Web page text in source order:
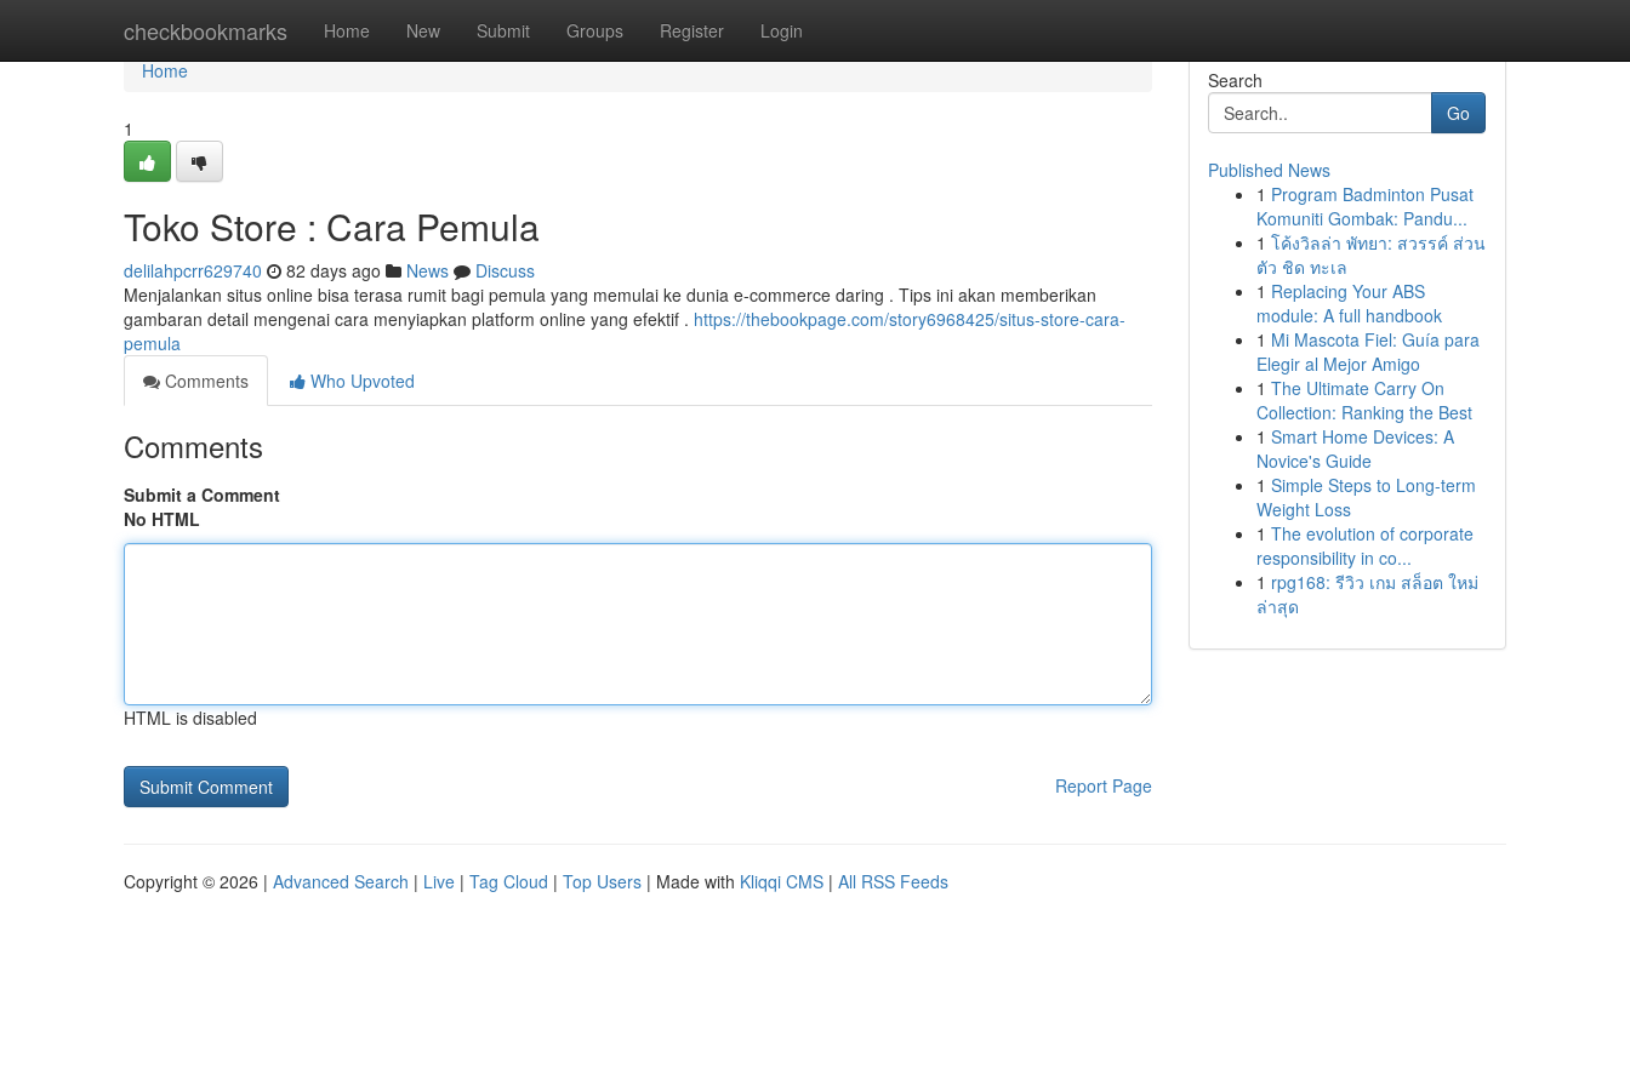
checkbookmarks Home New Submit Groups Register Login
Home
Home
1
Toko Store : Cara Pemula
delilahpcrr629740 82 days ago News
Discuss
Menjalankan situs online bisa terasa rumit bagi pemula yang memulai ke dunia e-commerce daring . Tips ini akan memberikan
gambaran detail mengenai cara menyiapkan platform online yang efektif . https://thebookpage.com/story6968425/situs-store-cara-
pemula
Comments
Who Upvoted
Comments
Submit a Comment
No HTML
HTML is disabled
Report Page
Search
Go
Published News
1 Program Badminton Pusat
Komuniti Gombak: Pandu...
1 โค้งวิลล่า พัทยา: สวรรค์ ส่วน
ตัว ชิด ทะเล
1 Replacing Your ABS
module: A full handbook
1 Mi Mascota Fiel: Guía para
Elegir al Mejor Amigo
1 The Ultimate Carry On
Collection: Ranking the Best
1 Smart Home Devices: A
Novice's Guide
1 Simple Steps to Long-term
Weight Loss
1 The evolution of corporate
responsibility in co...
1 rpg168: รีวิว เกม สล็อต ใหม่
ล่าสุด
Copyright © 2026 | Advanced Search | Live | Tag Cloud | Top Users | Made with Kliqqi CMS | All RSS Feeds